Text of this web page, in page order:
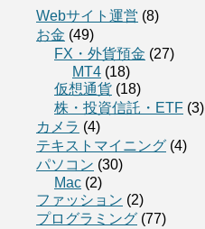
Webサイト運営 (8)
お金 (49)
FX・外貨預金 (27)
MT4 (18)
仮想通貨 (18)
株・投資信託・ETF (3)
カメラ (4)
テキストマイニング (4)
パソコン (30)
Mac (2)
ファッション (2)
プログラミング (77)